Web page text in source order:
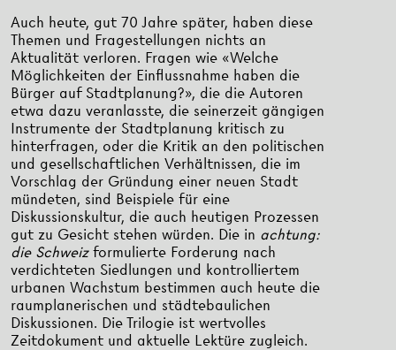
Auch heute, gut 70 Jahre später, haben diese
Themen und Fragestellungen nichts an
Aktualität verloren. Fragen wie «Welche
Möglichkeiten der Einflussnahme haben die
Bürger auf Stadtplanung?», die die Autoren
etwa dazu veranlasste, die seinerzeit gängigen
Instrumente der Stadtplanung kritisch zu
hinterfragen, oder die Kritik an den politischen
und gesellschaftlichen Verhältnissen, die im
Vorschlag der Gründung einer neuen Stadt
mündeten, sind Beispiele für eine
Diskussionskultur, die auch heutigen Prozessen
gut zu Gesicht stehen würden. Die in achtung:
die Schweizformulierte Forderung nach
verdichteten Siedlungen und kontrolliertem
urbanen Wachstum bestimmen auch heute die
raumplanerischen und städtebaulichen
Diskussionen. Die Trilogie ist wertvolles
Zeitdokument und aktuelle Lektüre zugleich.